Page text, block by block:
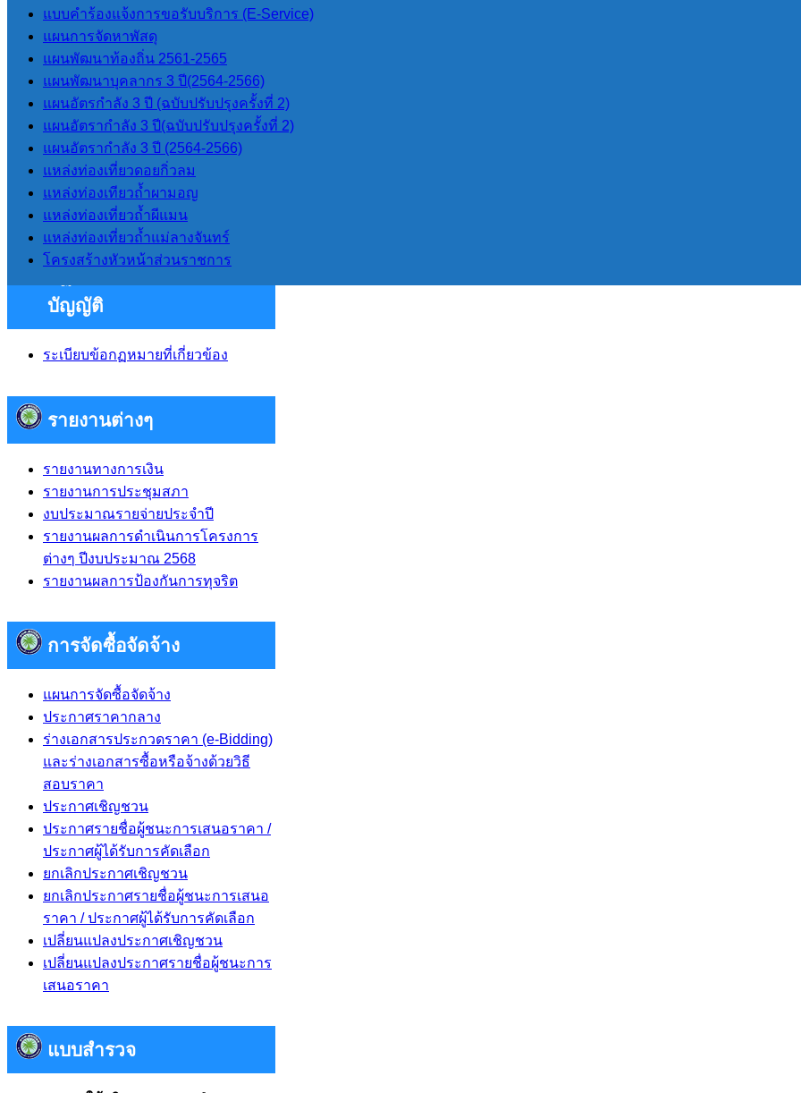
แบบคำร้องแจ้งการขอรับบริการ (E-Service)
แผนการจัดหาพัสดุ
แผนพัฒนาท้องถิ่น 2561-2565
แผนพัฒนาบุคลากร 3 ปี(2564-2566)
แผนอัตรกำลัง 3 ปี (ฉบับปรับปรุงครั้งที่ 2)
แผนอัตรากำลัง 3 ปี(ฉบับปรับปรุงครั้งที่ 2)
แผนอัตรากําลัง 3 ปี (2564-2566)
แหล่งท่องเที่ยวดอยกิ่วลม
แหล่งท่องเทียวถ้ำผามอญ
แหล่งท่องเที่ยวถ้ำผีแมน
แหล่งท่องเที่ยวถ้ำแม่ลางจันทร์
โครงสร้างหัวหน้าส่วนราชการ
แผนพัฒนา
แผนยุทธศาสตร์การพัฒนา
แผนพัฒนาบุคลากร 3 ปี(2564-2566)
แผนอัตรากําลัง 3 ปี (2564-2566)
ข้อบัญญัติงบประมาณรายจ่ายประจำปี
แผนการดําเนินการ
แผนการจัดหาพัสดุ
บัญญัติ
ระเบียบข้อกฏหมายที่เกี่ยวข้อง
รายงานต่างๆ
รายงานทางการเงิน
รายงานการประชุมสภา
งบประมาณรายจ่ายประจำปี
รายงานผลการดำเนินการโครงการ
ต่างๆ ปีงบประมาณ 2568
รายงานผลการป้องกันการทุจริต
การจัดซื้อจัดจ้าง
แผนการจัดซื้อจัดจ้าง
ประกาศราคากลาง
ร่างเอกสารประกวดราคา (e-Bidding)
และร่างเอกสารซื้อหรือจ้างด้วยวิธี
สอบราคา
ประกาศเชิญชวน
ประกาศรายชื่อผู้ชนะการเสนอราคา /
ประกาศผู้ได้รับการคัดเลือก
ยกเลิกประกาศเชิญชวน
ยกเลิกประกาศรายชื่อผู้ชนะการเสนอ
ราคา / ประกาศผู้ได้รับการคัดเลือก
เปลี่ยนแปลงประกาศเชิญชวน
เปลี่ยนแปลงประกาศรายชื่อผู้ชนะการ
เสนอราคา
แบบสำรวจ